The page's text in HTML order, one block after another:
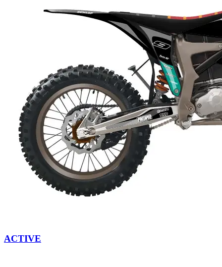
ACTIVE